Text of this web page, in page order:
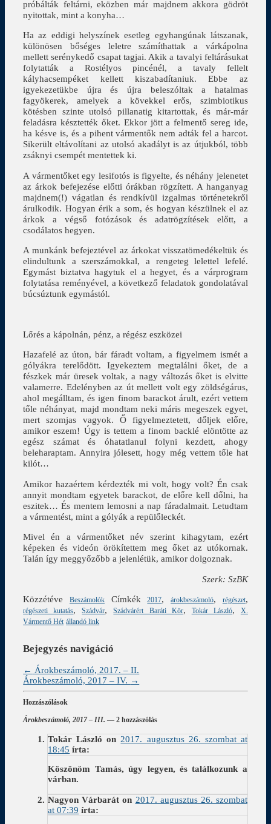
próbálták feltárni, eközben már majdnem akkora gödröt
nyitottak, mint a konyha…
Ha az eddigi helyszínek esetleg egyhangúnak látszanak,
különösen bőséges leletre számíthattak a várkápolna
mellett serénykedő csapat tagjai. Akik a tavalyi feltárásukat
folytatták a Rostélyos pincénél, a tavaly fellelt
kályhacsempéket kellett kiszabadítaniuk. Ebbe az
igyekezetükbe újra és újra beleszóltak a hatalmas
fagyökerek, amelyek a kövekkel erős, szimbiotikus
kötésben szinte utolsó pillanatig kitartottak, és már-már
feladásra késztették őket. Ekkor jött a felmentő sereg ide,
ha késve is, és a pihent vármentők nem adták fel a harcot.
Sikerült eltávolítani az utolsó akadályt is az útjukból, több
zsáknyi csempét mentettek ki.
A vármentőket egy lesifotós is figyelte, és néhány jelenetet
az árkok befejezése előtti órákban rögzített. A hanganyag
majdnem(!) vágatlan és rendkívül izgalmas történetekről
árulkodik. Hogyan érik a som, és hogyan készülnek el az
árkok a végső fotózások és adatrögzítések előtt, a
csodálatos hegyen.
A munkánk befejeztével az árkokat visszatömedékeltük és
elindultunk a szerszámokkal, a rengeteg lelettel lefelé.
Egymást biztatva hagytuk el a hegyet, és a várprogram
folytatása reményével, a következő feladatok gondolatával
búcsúztunk egymástól.
Lőrés a kápolnán, pénz, a régész eszközei
Hazafelé az úton, bár fáradt voltam, a figyelmem ismét a
gólyákra terelődött. Igyekeztem megtalálni őket, de a
fészkek már üresek voltak, a nagy változás őket is elvitte
valamerre. Edelényben az út mellett volt egy zöldségárus,
ahol megálltam, és igen finom barackot árult, ezért vettem
tőle néhányat, majd mondtam neki máris megeszek egyet,
mert szomjas vagyok. Ő figyelmeztetett, dőljek előre,
amikor eszem! Úgy is tettem a finom backlé elöntötte az
egész számat és óhatatlanul folyni kezdett, ahogy
beleharaptam. Annyira jólesett, hogy még vettem tőle hat
kilót…
Amikor hazaértem kérdezték mi volt, hogy volt? Én csak
annyit mondtam egyetek barackot, de előre kell dőlni, ha
eszitek… És mentem lemosni a nap fáradalmait. Letudtam
a vármentést, mint a gólyák a repülőleckét.
Mivel én a vármentőket név szerint kihagytam, ezért
képeken és videón örökítettem meg őket az utókornak.
Talán így meggyőzőbb a jelenlétük, amikor dolgoznak.
Szerk: SzBK
Közzétéve
Beszámolók Címkék 2017,árokbeszámoló, régészet,
régészeti kutatás,Szádvár,Szádvárért Baráti Kör, Tokár László,
X.
Vármentő Hét állandó link
Bejegyzés navigáció
← Árokbeszámoló, 2017. – II.
Árokbeszámoló, 2017 – IV. →
Hozzászólások
Árokbeszámoló, 2017 – III. — 2 hozzászólás
Tokár László on 2017. augusztus 26. szombat at
18:45 írta:
Köszönöm Tamás, úgy legyen, és találkozunk a
várban.
Nagyon Várbarát on 2017. augusztus 26. szombat
at 07:39 írta: